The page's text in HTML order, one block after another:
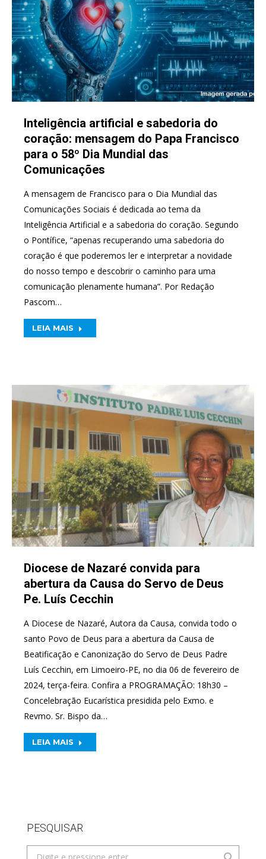
Inteligência artificial e sabedoria do
coração: mensagem do Papa Francisco
para o 58º Dia Mundial das
Comunicações
A mensagem de Francisco para o Dia Mundial das
Comunicações Sociais é dedicada ao tema da
Inteligência Artificial e a sabedoria do coração. Segundo
o Pontífice, “apenas recuperando uma sabedoria do
coração é que poderemos ler e interpretar a novidade
do nosso tempo e descobrir o caminho para uma
comunicação plenamente humana”. Por Redação
Pascom…
LEIA MAIS
Diocese de Nazaré convida para
abertura da Causa do Servo de Deus
Pe. Luís Cecchin
A Diocese de Nazaré, Autora da Causa, convida todo o
santo Povo de Deus para a abertura da Causa de
Beatificação e Canonização do Servo de Deus Padre
Luís Cecchin, em Limoeiro-PE, no dia 06 de fevereiro de
2024, terça-feira. Confira a PROGRAMAÇÃO: 18h30 –
Concelebração Eucarística presidida pelo Exmo. e
Revmo. Sr. Bispo da…
LEIA MAIS
PESQUISAR
Search: